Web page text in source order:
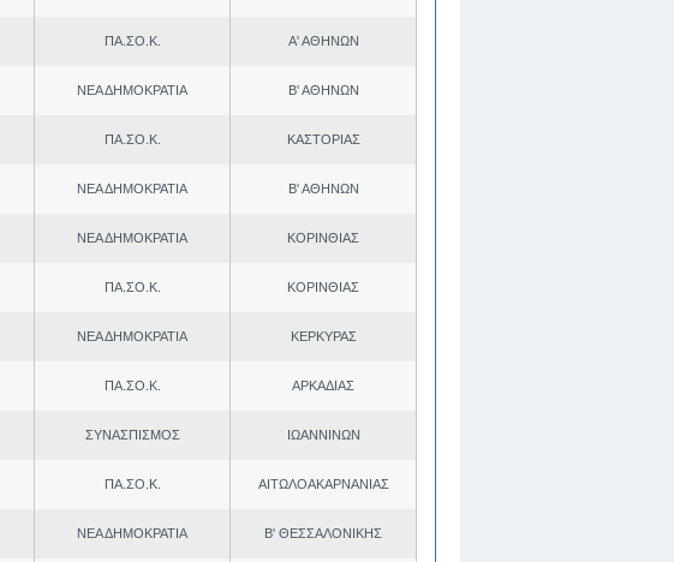
ΠΑ.ΣΟ.Κ. Α' ΑΘΗΝΩΝ
ΝΕΑ ΔΗΜΟΚΡΑΤΙΑ Β' ΑΘΗΝΩΝ
ΠΑ.ΣΟ.Κ. ΚΑΣΤΟΡΙΑΣ
ΝΕΑ ΔΗΜΟΚΡΑΤΙΑ Β' ΑΘΗΝΩΝ
ΝΕΑ ΔΗΜΟΚΡΑΤΙΑ ΚΟΡΙΝΘΙΑΣ
ΠΑ.ΣΟ.Κ. ΚΟΡΙΝΘΙΑΣ
ΝΕΑ ΔΗΜΟΚΡΑΤΙΑ ΚΕΡΚΥΡΑΣ
ΠΑ.ΣΟ.Κ. ΑΡΚΑΔΙΑΣ
ΣΥΝΑΣΠΙΣΜΟΣ ΙΩΑΝΝΙΝΩΝ
ΠΑ.ΣΟ.Κ. ΑΙΤΩΛΟΑΚΑΡΝΑΝΙΑΣ
ΝΕΑ ΔΗΜΟΚΡΑΤΙΑ Β' ΘΕΣΣΑΛΟΝΙΚΗΣ